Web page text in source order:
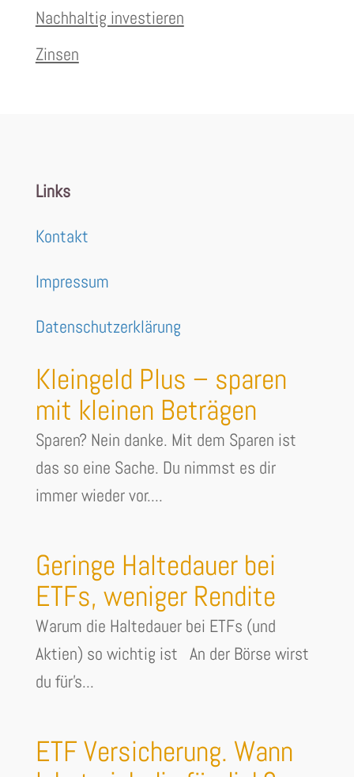
Nachhaltig investieren
Zinsen
Links
Kontakt
Impressum
Datenschutzerklärung
Kleingeld Plus – sparen
mit kleinen Beträgen
Sparen? Nein danke. Mit dem Sparen ist
das so eine Sache. Du nimmst es dir
immer wieder vor....
Geringe Haltedauer bei
ETFs, weniger Rendite
Warum die Haltedauer bei ETFs (und
Aktien) so wichtig ist An der Börse wirst
du für's...
ETF Versicherung. Wann